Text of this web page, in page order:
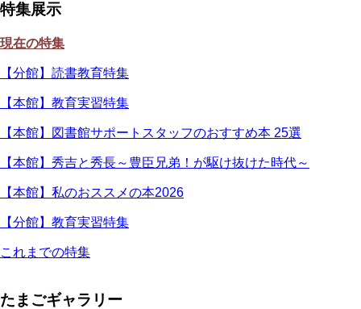
特集展示
現在の特集
【分館】読書教育特集
【本館】教育実習特集
【本館】図書館サポートスタッフのおすすめ本 25選
【本館】秀吉と秀長～豊臣兄弟！が駆け抜けた時代～
【本館】私のおススメの本2026
【分館】教育実習特集
これまでの特集
たまごギャラリー